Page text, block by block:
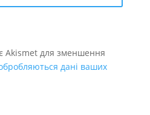
Akismet для зменшення
дані ваших